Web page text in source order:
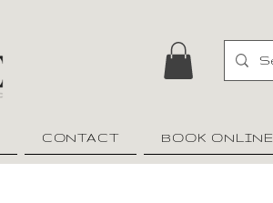
CONTACT BOOK ONLINE